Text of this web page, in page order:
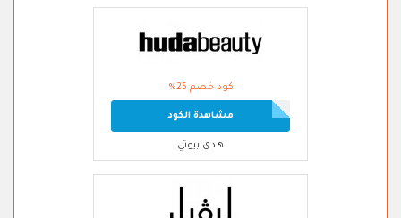
كود خصم 25%
مشاهدة الكود
هدى بيوتي